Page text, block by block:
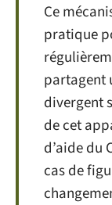
Ce
pratique
partagent
divergent
de cet
d’aide du
cas de